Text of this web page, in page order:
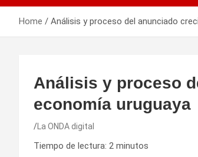
Home Análisis y proceso del anunciado
Análisis y proceso
economía uruguaya
La ONDA digital
Tiempo de lectura: 2 minutos